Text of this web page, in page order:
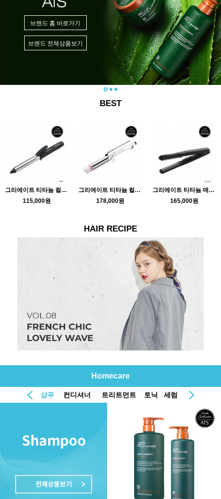
브랜드 홈 바로가기
브랜드 전체상품보기
BEST
그리에이트 티타늄 컬링미러
115,000원
그리에이트 티타늄 컬링아이롱 TR36…
178,000원
그리에이트 티타늄 매직 미러
165,000원
HAIR RECIPE
Homecare
샴푸 컨디셔너 트리트먼트 토닉 세럼 오일